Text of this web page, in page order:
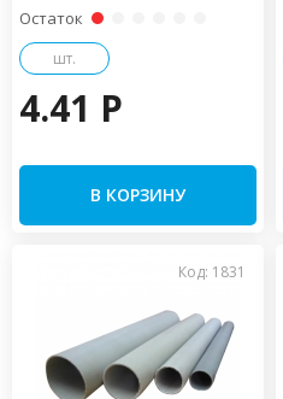
Остаток
шт.
4.41 P
В КОРЗИНУ
Код: 1831